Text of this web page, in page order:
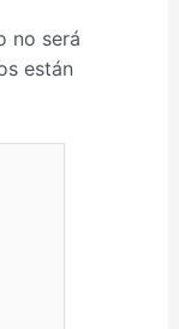
no será
están